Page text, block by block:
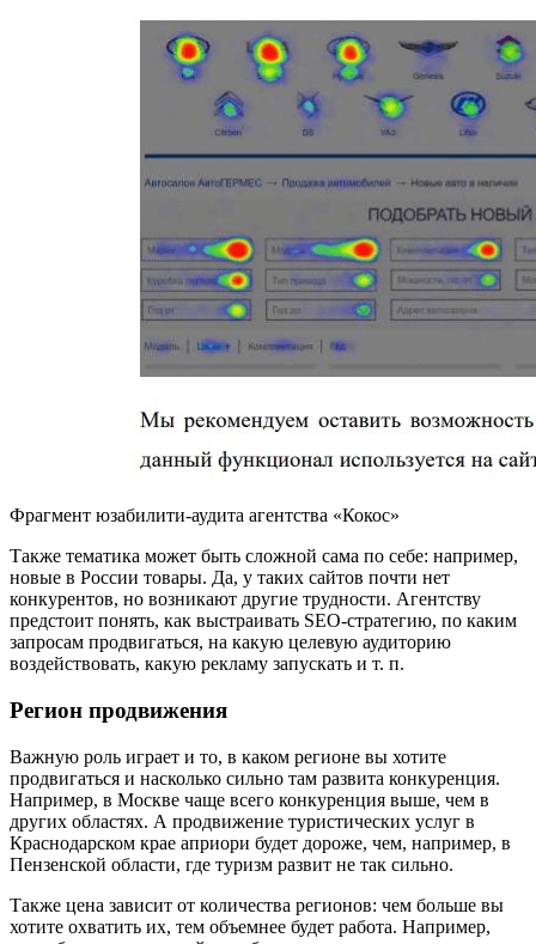
Фрагмент юзабилити-аудита агентства «Кокос»
Также тематика может быть сложной сама по себе: например,
новые в России товары. Да, у таких сайтов почти нет
конкурентов, но возникают другие трудности. Агентству
предстоит понять, как выстраивать SEO-стратегию, по каким
запросам продвигаться, на какую целевую аудиторию
воздействовать, какую рекламу запускать и т. п.
Регион продвижения
Важную роль играет и то, в каком регионе вы хотите
продвигаться и насколько сильно там развита конкуренция.
Например, в Москве чаще всего конкуренция выше, чем в
других областях. А продвижение туристических услуг в
Краснодарском крае априори будет дороже, чем, например, в
Пензенской области, где туризм развит не так сильно.
Также цена зависит от количества регионов: чем больше вы
хотите охватить их, тем объемнее будет работа. Например,